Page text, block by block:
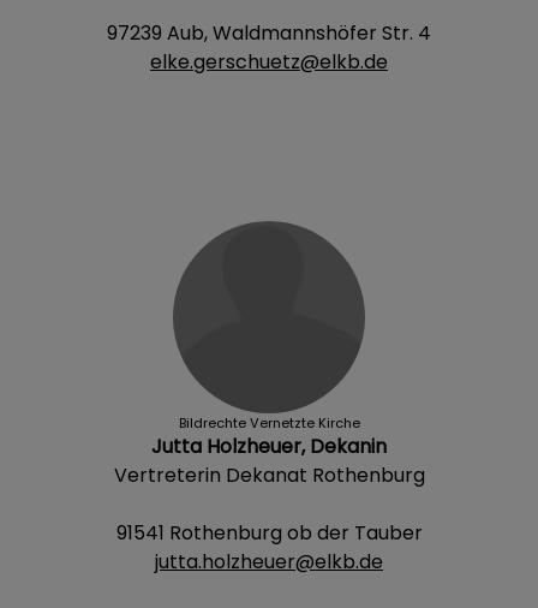
97239 Aub, Waldmannshöfer Str. 4
elke.gerschuetz@elkb.de
Bildrechte Vernetzte Kirche
Jutta Holzheuer, Dekanin
Vertreterin Dekanat Rothenburg
91541 Rothenburg ob der Tauber
jutta.holzheuer@elkb.de